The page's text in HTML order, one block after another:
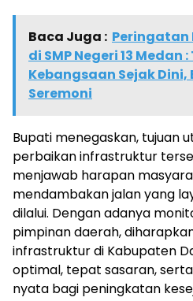
Baca Juga : Peringatan
di SMP Negeri 13
Kebangsaan Sejak Dini,
Seremoni
Bupati menegaskan, tujuan
perbaikan infrastruktur
menjawab harapan
mendambakan jalan yang
dilalui. Dengan adanya
pimpinan daerah,
infrastruktur di Kabupaten
optimal, tepat sasaran,
nyata bagi peningkatan